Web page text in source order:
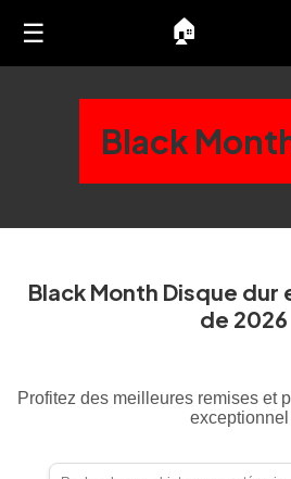
Black
Black Month Disque
de 2026
Profitez des meilleures remises et
exceptionnel
☰ 🏠